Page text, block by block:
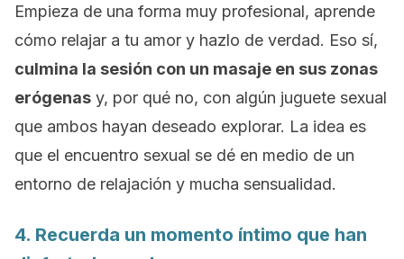
Empieza de una forma muy profesional, aprende
cómo relajar a tu amor y hazlo de verdad. Eso sí,
culmina la sesión con un masaje en sus zonas
erógenas y, por qué no, con algún juguete sexual
que ambos hayan deseado explorar. La idea es
que el encuentro sexual se dé en medio de un
entorno de relajación y mucha sensualidad.
4. Recuerda un momento íntimo que han